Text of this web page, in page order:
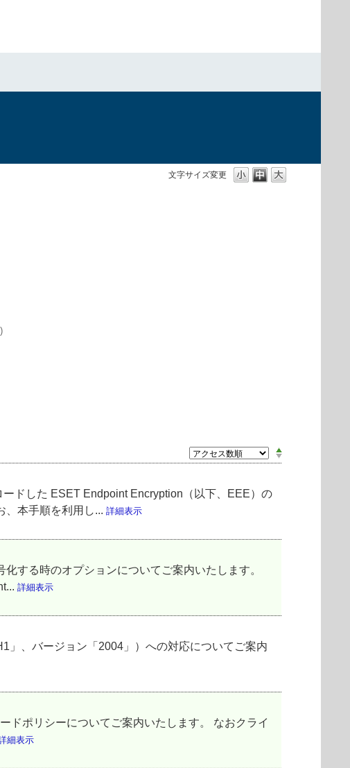
文字サイズ変更
ドした ESET Endpoint Encryption（以下、EEE）の
、本手順を利用し... 詳細表示
する時のオプションについてご案内いたします。
詳細表示
」、バージョン「2004」）への対応についてご案内
ドポリシーについてご案内いたします。 なおクライ
細表示